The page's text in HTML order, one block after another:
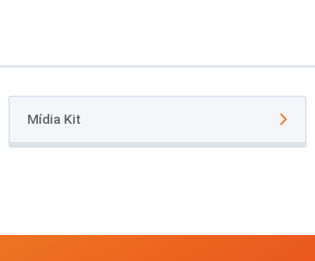
Mídia Kit